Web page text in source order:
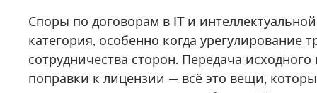
Споры по договорам в IT и
категория, особенно когда урегулирование
сотрудничества сторон. Передача
поправки к лицензии — всё это вещи,